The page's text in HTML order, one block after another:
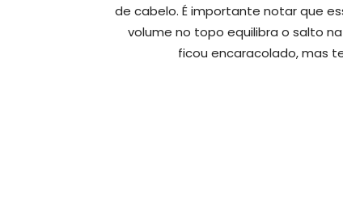
de cabelo. É importante notar que
volume no topo equilibra o salto
ficou encaracolado, mas